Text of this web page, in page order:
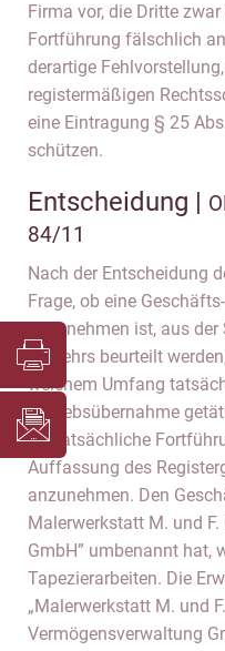
Firma vor, die Dritte
Fortführung fälschlich
derartige
registermäßigen
eine Eintragung § 25
schützen.
Entscheidung |
84/11
Nach der Entscheidung
Frage, ob eine
anzunehmen ist, aus
Verkehrs beurteilt
welchem Umfang
Betriebsübernahme
die tatsächliche
Auffassung des
anzunehmen. Den
Malerwerkstatt M. und F.
GmbH” umbenannt hat,
Tapezierarbeiten. Die
„Malerwerkstatt M. und
Vermögensverwaltung